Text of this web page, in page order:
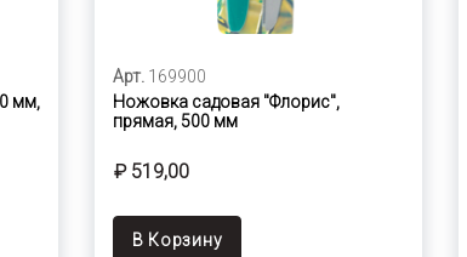
мм,
Арт. 169900
Ножовка садовая "Флорис",
прямая, 500 мм
₽ 519,00
В Корзину